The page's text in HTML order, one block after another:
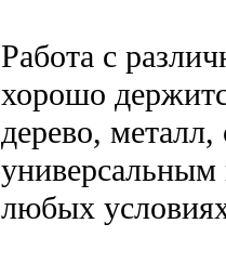
Работа с
хорошо
дерево,
любых